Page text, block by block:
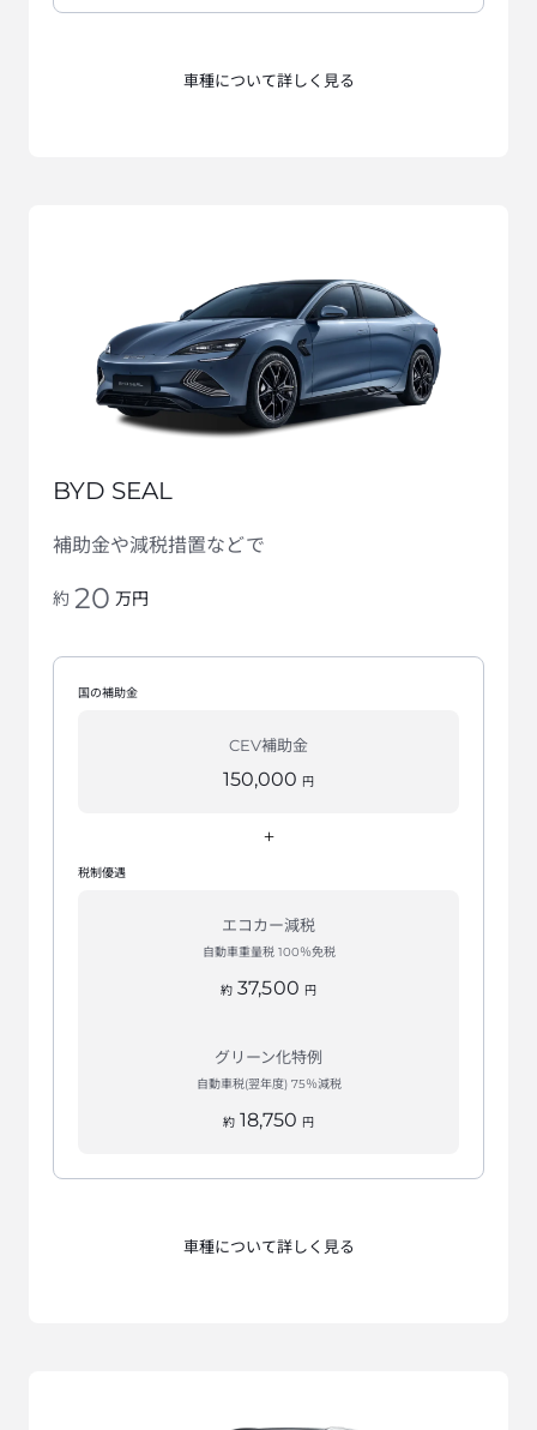
車種について詳しく見る
BYD SEAL
補助金や減税措置などで
約 20 万円
国の補助金
CEV補助金
150,000 円
+
税制優遇
エコカー減税
自動車重量税 100％免税
約 37,500 円
グリーン化特例
自動車税(翌年度) 75％減税
約 18,750 円
車種について詳しく見る